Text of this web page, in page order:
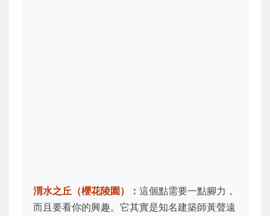
渭水之丘（櫻花陵園）： 這個點需要一點腳力，
而且要看你的興趣。它其實是知名建築師黃聲遠